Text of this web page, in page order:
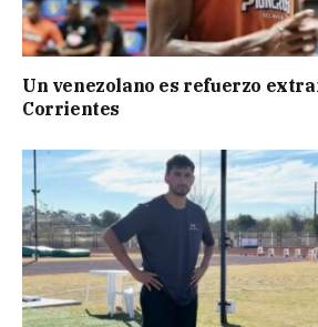
Un venezolano es refuerzo
Corrientes